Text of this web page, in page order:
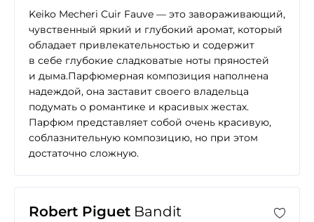
Keiko Mecheri Cuir Fauve — это завораживающий,
чувственный яркий и глубокий аромат, который
обладает привлекательностью и содержит
в себе глубокие сладковатые ноты пряностей
и дыма.Парфюмерная композиция наполнена
надеждой, она заставит своего владельца
подумать о романтике и красивых жестах.
Парфюм представляет собой очень красивую,
соблазнительную композицию, но при этом
достаточно сложную.
Robert Piguet Bandit